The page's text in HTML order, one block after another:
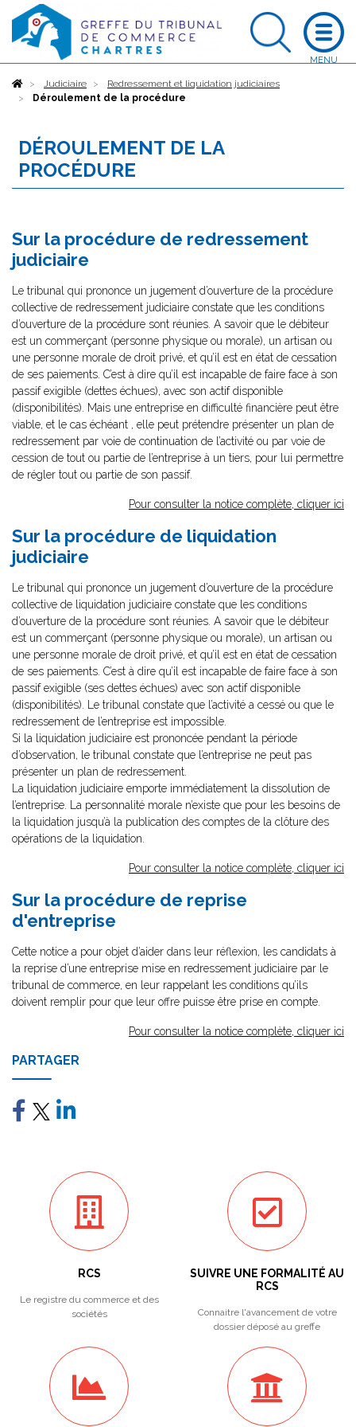
AccueilJudiciaire
Redressement et liquidation judiciaires
Déroulement de la procédure
DÉROULEMENT DE LA
PROCÉDURE
Sur la procédure de redressement
judiciaire
Le tribunal qui prononce un jugement d’ouverture de la procédure
collective de redressement judiciaire constate que les conditions
d’ouverture de la procédure sont réunies. A savoir que le débiteur
est un commerçant (personne physique ou morale), un artisan ou
une personne morale de droit privé, et qu’il est en état de cessation
de ses paiements. C’est à dire qu’il est incapable de faire face à son
passif exigible (dettes échues), avec son actif disponible
(disponibilités). Mais une entreprise en difficulté financière peut être
viable, et le cas échéant , elle peut prétendre présenter un plan de
redressement par voie de continuation de l’activité ou par voie de
cession de tout ou partie de l’entreprise à un tiers, pour lui permettre
de régler tout ou partie de son passif.
Pour consulter la notice complète, cliquer ici
Sur la procédure de liquidation
judiciaire
Le tribunal qui prononce un jugement d’ouverture de la procédure
collective de liquidation judiciaire constate que les conditions
d’ouverture de la procédure sont réunies. A savoir que le débiteur
est un commerçant (personne physique ou morale), un artisan ou
une personne morale de droit privé, et qu’il est en état de cessation
de ses paiements. C’est à dire qu’il est incapable de faire face à son
passif exigible (ses dettes échues) avec son actif disponible
(disponibilités). Le tribunal constate que l’activité a cessé ou que le
redressement de l’entreprise est impossible.
Si la liquidation judiciaire est prononcée pendant la période
d’observation, le tribunal constate que l’entreprise ne peut pas
présenter un plan de redressement.
La liquidation judiciaire emporte immédiatement la dissolution de
l’entreprise. La personnalité morale n’existe que pour les besoins de
la liquidation jusqu’à la publication des comptes de la clôture des
opérations de la liquidation.
Pour consulter la notice complète, cliquer ici
Sur la procédure de reprise
d'entreprise
Cette notice a pour objet d’aider dans leur réflexion, les candidats à
la reprise d’une entreprise mise en redressement judiciaire par le
tribunal de commerce, en leur rappelant les conditions qu’ils
doivent remplir pour que leur offre puisse être prise en compte.
Pour consulter la notice complète, cliquer ici
PARTAGER
RCS
Le registre du commerce et des
sociétés
SUIVRE UNE FORMALITÉ AU
RCS
Connaitre l'avancement de votre
dossier déposé au greffe